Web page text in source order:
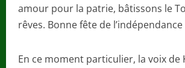
amour pour la patrie, bâtissons le
rêves. Bonne fête de
En ce moment particulier, la voix de